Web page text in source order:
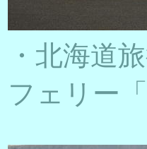
・北海道
フェリー